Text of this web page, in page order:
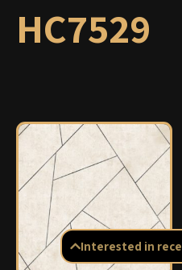
HC7529
Interested in